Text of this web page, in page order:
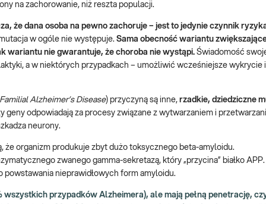
na zachorowanie, niż reszta populacji.
że dana osoba na pewno zachoruje – jest to jedynie czynnik
w ogóle nie występuje. Sama obecność wariantu
wariantu nie gwarantuje, że choroba nie wystąpi. Świadomość
a w niektórych przypadkach – umożliwić wcześniejsze wykrycie
Familial Alzheimer’s Disease) przyczyną są inne, rzadkie, dziedziczne
geny odpowiadają za procesy związane z wytwarzaniem i
neurony.
że organizm produkuje zbyt dużo toksycznego beta-amyloidu.
zwanego gamma-sekretazą, który „przycina” białko
nieprawidłowych form amyloidu.
wszystkich przypadków Alzheimera), ale mają pełną penetrację,